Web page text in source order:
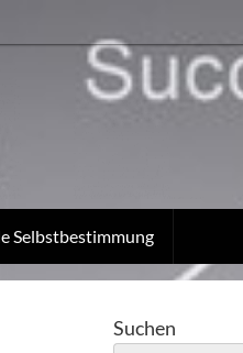
Selbstbestimmung
Suchen